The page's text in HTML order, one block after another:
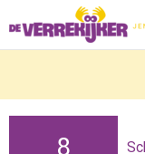
Protocol
Home
8